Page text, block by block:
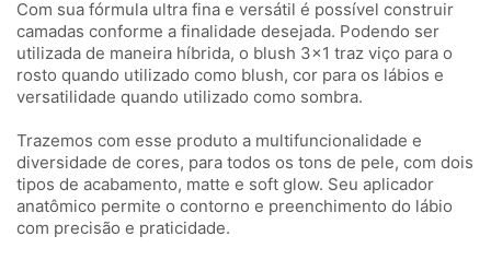
Com sua fórmula ultra fina e versátil é possível construir
camadas conforme a finalidade desejada. Podendo ser
utilizada de maneira híbrida, o blush 3x1 traz viço para o
rosto quando utilizado como blush, cor para os lábios e
versatilidade quando utilizado como sombra.
Trazemos com esse produto a multifuncionalidade e
diversidade de cores, para todos os tons de pele, com dois
tipos de acabamento, matte e soft glow. Seu aplicador
anatômico permite o contorno e preenchimento do lábio
com precisão e praticidade.